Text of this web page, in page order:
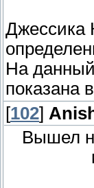
Джессика
На
показана
[102]
Вышел